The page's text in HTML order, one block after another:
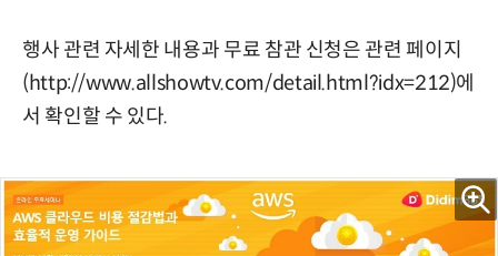
행사 관련 자세한 내용과 무료 참관 신청은 관련 페이지
(http://www.allshowtv.com/detail.html?idx=212)에
서 확인할 수 있다.